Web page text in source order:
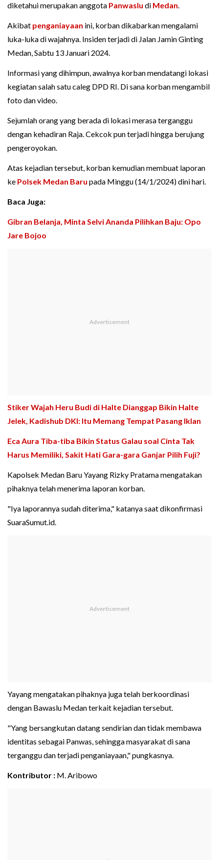
diketahui merupakan anggota Panwaslu di Medan.
Akibat penganiayaan ini, korban dikabarkan mengalami
luka-luka di wajahnya. Insiden terjadi di Jalan Jamin Ginting
Medan, Sabtu 13 Januari 2024.
Informasi yang dihimpun, awalnya korban mendatangi lokasi
kegiatan salah satu caleg DPD RI. Di sana korban mengambil
foto dan video.
Sejumlah orang yang berada di lokasi merasa terganggu
dengan kehadiran Raja. Cekcok pun terjadi hingga berujung
pengeroyokan.
Atas kejadian tersebut, korban kemudian membuat laporan
ke Polsek Medan Baru pada Minggu (14/1/2024) dini hari.
Baca Juga:
Gibran Belanja, Minta Selvi Ananda Pilihkan Baju: Opo
Jare Bojoo
Stiker Wajah Heru Budi di Halte Dianggap Bikin Halte
Jelek, Kadishub DKI: Itu Memang Tempat Pasang Iklan
Eca Aura Tiba-tiba Bikin Status Galau soal Cinta Tak
Harus Memiliki, Sakit Hati Gara-gara Ganjar Pilih Fuji?
Kapolsek Medan Baru Yayang Rizky Pratama mengatakan
pihaknya telah menerima laporan korban.
"Iya laporannya sudah diterima," katanya saat dikonfirmasi
SuaraSumut.id.
Yayang mengatakan pihaknya juga telah berkoordinasi
dengan Bawaslu Medan terkait kejadian tersebut.
"Yang bersangkutan datang sendirian dan tidak membawa
identitas sebagai Panwas, sehingga masyarakat di sana
terganggu dan terjadi penganiayaan," pungkasnya.
Kontributor : M. Aribowo